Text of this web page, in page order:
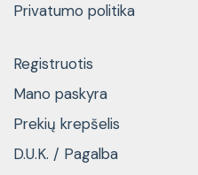
Privatumo politika
Registruotis
Mano paskyra
Prekių krepšelis
D.U.K. / Pagalba